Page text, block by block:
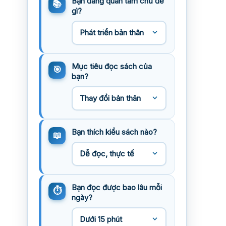
gì?
Mục tiêu đọc sách của
bạn?
Bạn thích kiểu sách nào?
Bạn đọc được bao lâu mỗi
ngày?